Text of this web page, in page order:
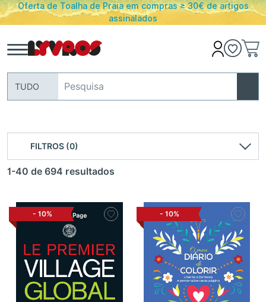
Oferta de Toalha de Praia em compras ≥ 30€ de artigos
assinalados
TUDO
FILTROS (0)
1-40 de 694 resultados
- 10% - 10%